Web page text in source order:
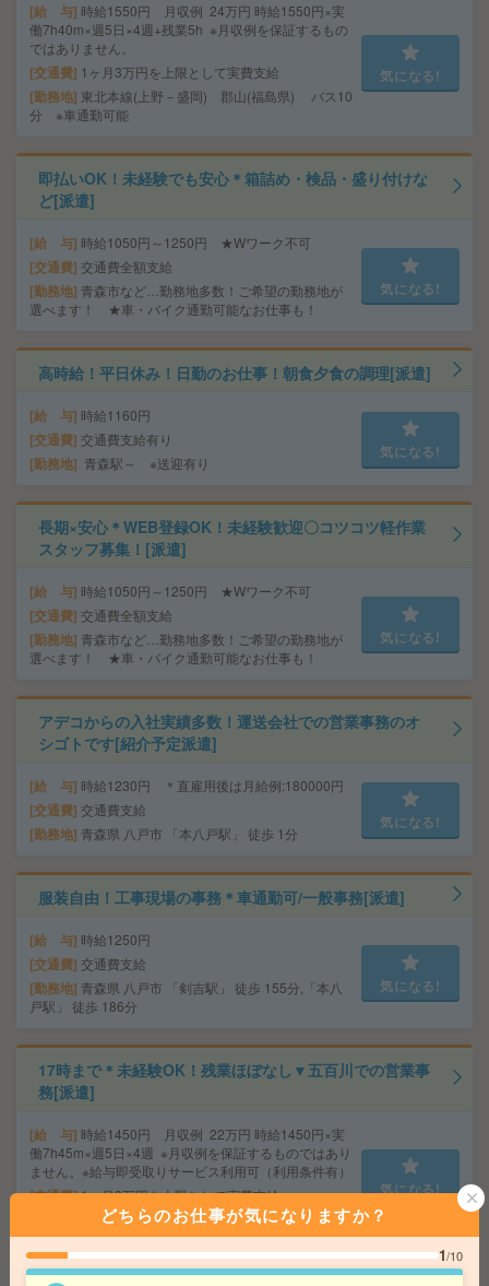
給 与 時給1550円 月収例 24万円 時給1550円×実
働7h40m×週5日×4週+残業5h ※月収例を保証するもの
ではありません。
交通費 1ヶ月3万円を上限として実費支給
勤務地 東北本線(上野－盛岡) 郡山(福島県) バス10
分 ※車通勤可能
気になる!
即払いOK！未経験でも安心＊箱詰め・検品・盛り付けな
ど[派遣]
給 与 時給1050円～1250円 ★Wワーク不可
交通費 交通費全額支給
勤務地 青森市など…勤務地多数！ご希望の勤務地が
選べます！ ★車・バイク通勤可能なお仕事も！
気になる!
高時給！平日休み！日勤のお仕事！朝食夕食の調理[派遣]
給 与 時給1160円
交通費 交通費支給有り
勤務地 青森駅～ ※送迎有り
気になる!
長期×安心＊WEB登録OK！未経験歓迎〇コツコツ軽作業
スタッフ募集！[派遣]
給 与 時給1050円～1250円 ★Wワーク不可
交通費 交通費全額支給
勤務地 青森市など…勤務地多数！ご希望の勤務地が
選べます！ ★車・バイク通勤可能なお仕事も！
気になる!
アデコからの入社実績多数！運送会社での営業事務のオ
シゴトです[紹介予定派遣]
給 与 時給1230円 ＊直雇用後は月給例:180000円
交通費 交通費支給
勤務地 青森県 八戸市 「本八戸駅」 徒歩 1分
気になる!
服装自由！工事現場の事務＊車通勤可/一般事務[派遣]
給 与 時給1250円
交通費 交通費支給
勤務地 青森県 八戸市 「剣吉駅」 徒歩 155分,「本八
戸駅」 徒歩 186分
気になる!
17時まで＊未経験OK！残業ほぼなし▼五百川での営業事
務[派遣]
給 与 時給1450円 月収例 22万円 時給1450円×実
働7h45m×週5日×4週 ※月収例を保証するものではあり
ません。※給与即受取りサービス利用可（利用条件有）
交通費 1ヶ月3万円を上限として実費支給
東北本線(上野－盛岡) 五百川 徒歩23分
気になる!
どちらのお仕事が気になりますか？
1/10